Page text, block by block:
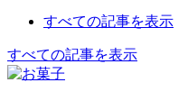
すべての記事を表示
すべての記事を表示